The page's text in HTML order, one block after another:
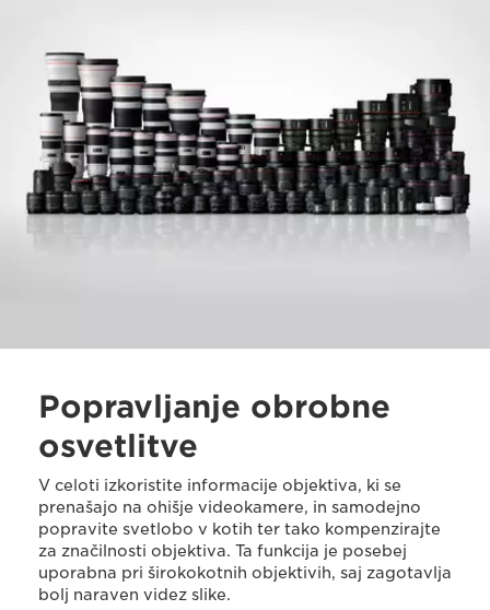
Popravljanje obrobne
osvetlitve
V celoti izkoristite informacije objektiva, ki se
prenašajo na ohišje videokamere, in samodejno
popravite svetlobo v kotih ter tako kompenzirajte
za značilnosti objektiva. Ta funkcija je posebej
uporabna pri širokokotnih objektivih, saj zagotavlja
bolj naraven videz slike.